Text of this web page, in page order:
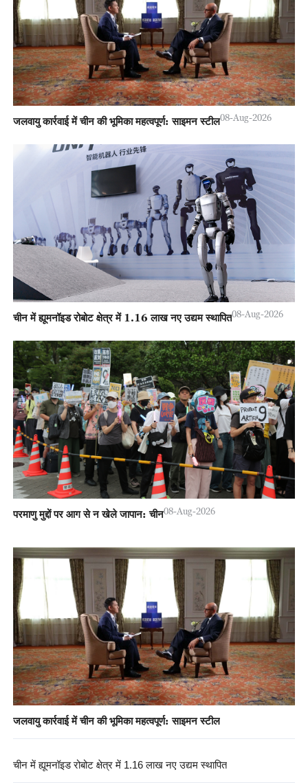
जलवायु कार्रवाई में चीन की भूमिका महत्वपूर्ण: साइमन स्टील08-Aug-2026
चीन में ह्यूमनॉइड रोबोट क्षेत्र में 1.16 लाख नए उद्यम स्थापित08-Aug-2026
परमाणु मुद्दों पर आग से न खेले जापान: चीन08-Aug-2026
जलवायु कार्रवाई में चीन की भूमिका महत्वपूर्ण: साइमन स्टील
चीन में ह्यूमनॉइड रोबोट क्षेत्र में 1.16 लाख नए उद्यम स्थापित